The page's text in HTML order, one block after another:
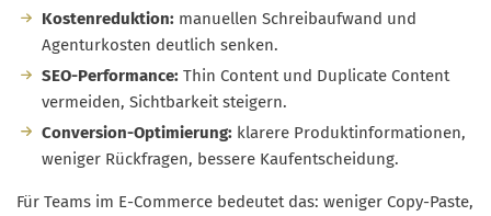
Kostenreduktion: manuellen Schreibaufwand und
Agenturkosten deutlich senken.
SEO-Performance: Thin Content und Duplicate Content
vermeiden, Sichtbarkeit steigern.
Conversion-Optimierung: klarere Produktinformationen,
weniger Rückfragen, bessere Kaufentscheidung.
Für Teams im E-Commerce bedeutet das: weniger Copy-Paste,